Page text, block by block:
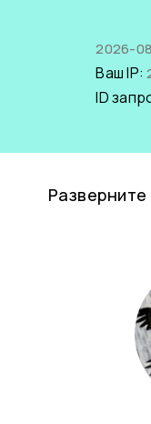
2026-
Ваш IP:
ID